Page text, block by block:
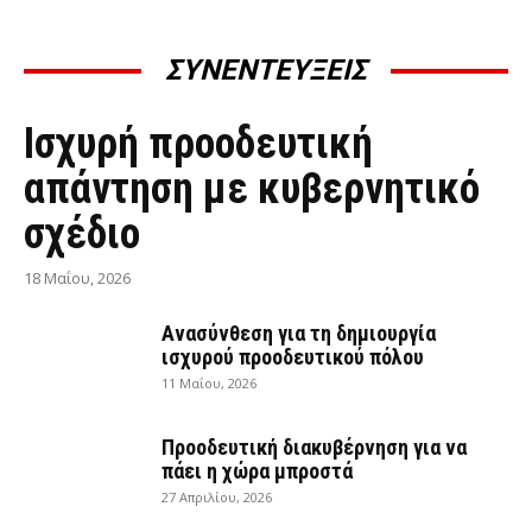
ΣΥΝΕΝΤΕΥΞΕΙΣ
ΣΥΝΕΝΤΕΎΞΕΙΣ
Ισχυρή προοδευτική
απάντηση με κυβερνητικό
σχέδιο
18 Μαΐου, 2026
Ανασύνθεση για τη δημιουργία
ισχυρού προοδευτικού πόλου
11 Μαΐου, 2026
Προοδευτική διακυβέρνηση για να
πάει η χώρα μπροστά
27 Απριλίου, 2026